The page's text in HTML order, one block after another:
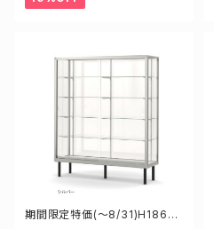
期間限定特価(～8/31)H1860